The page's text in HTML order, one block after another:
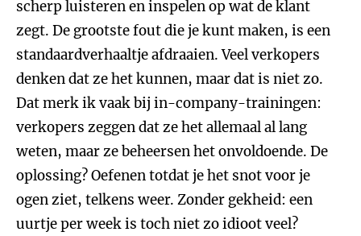
scherp luisteren en inspelen op wat de klant
zegt. De grootste fout die je kunt maken, is een
standaardverhaaltje afdraaien. Veel verkopers
denken dat ze het kunnen, maar dat is niet zo.
Dat merk ik vaak bij in-company-trainingen:
verkopers zeggen dat ze het allemaal al lang
weten, maar ze beheersen het onvoldoende. De
oplossing? Oefenen totdat je het snot voor je
ogen ziet, telkens weer. Zonder gekheid: een
uurtje per week is toch niet zo idioot veel?